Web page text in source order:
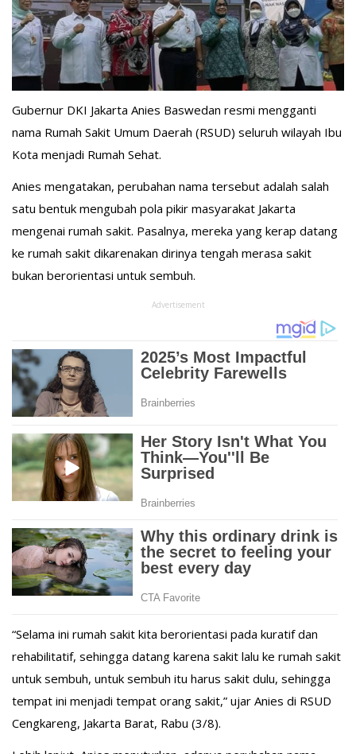
Gubernur DKI Jakarta Anies Baswedan resmi mengganti
nama Rumah Sakit Umum Daerah (RSUD) seluruh wilayah Ibu
Kota menjadi Rumah Sehat.
Anies mengatakan, perubahan nama tersebut adalah salah
satu bentuk mengubah pola pikir masyarakat Jakarta
mengenai rumah sakit. Pasalnya, mereka yang kerap datang
ke rumah sakit dikarenakan dirinya tengah merasa sakit
bukan berorientasi untuk sembuh.
Advertisement
“Selama ini rumah sakit kita berorientasi pada kuratif dan
rehabilitatif, sehingga datang karena sakit lalu ke rumah sakit
untuk sembuh, untuk sembuh itu harus sakit dulu, sehingga
tempat ini menjadi tempat orang sakit,” ujar Anies di RSUD
Cengkareng, Jakarta Barat, Rabu (3/8).